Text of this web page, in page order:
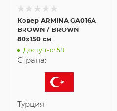
Ковер ARMINA GA016A
BROWN / BROWN
80x150 см
Доступно: 58
Страна:
Турция